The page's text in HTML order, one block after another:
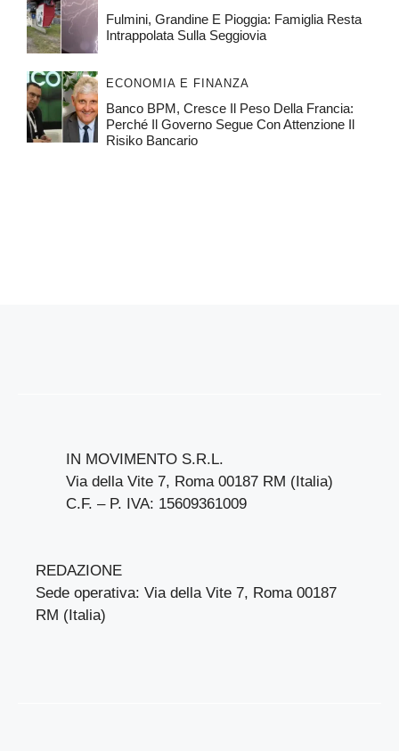
Fulmini, Grandine E Pioggia: Famiglia Resta
Intrappolata Sulla Seggiovia
ECONOMIA E FINANZA
Banco BPM, Cresce Il Peso Della Francia:
Perché Il Governo Segue Con Attenzione Il
Risiko Bancario
IN MOVIMENTO S.R.L.
Via della Vite 7, Roma 00187 RM (Italia)
C.F. – P. IVA: 15609361009
REDAZIONE
Sede operativa: Via della Vite 7, Roma 00187
RM (Italia)